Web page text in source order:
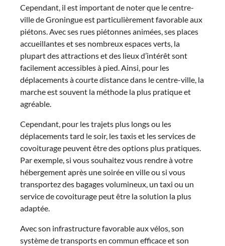
Cependant, il est important de noter que le centre-
ville de Groningue est particulièrement favorable aux
piétons. Avec ses rues piétonnes animées, ses places
accueillantes et ses nombreux espaces verts, la
plupart des attractions et des lieux d’intérêt sont
facilement accessibles à pied. Ainsi, pour les
déplacements à courte distance dans le centre-ville, la
marche est souvent la méthode la plus pratique et
agréable.
Cependant, pour les trajets plus longs ou les
déplacements tard le soir, les taxis et les services de
covoiturage peuvent être des options plus pratiques.
Par exemple, si vous souhaitez vous rendre à votre
hébergement après une soirée en ville ou si vous
transportez des bagages volumineux, un taxi ou un
service de covoiturage peut être la solution la plus
adaptée.
Avec son infrastructure favorable aux vélos, son
système de transports en commun efficace et son